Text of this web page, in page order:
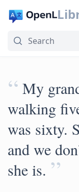
“ My
walking
was sixty.
and we
she is. ”